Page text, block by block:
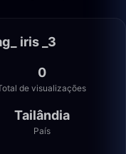
iris _3
0
de visualizações
Tailândia
País